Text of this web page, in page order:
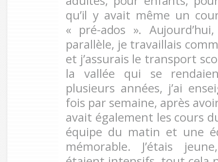
qu’il y avait même un
« pré-ados ».
parallèle, je travaillais
et j’assurais le transport
la vallée qui se
plusieurs années, j’ai
fois par semaine, après
avait également les cours
équipe du matin et une
mémorable. J’étais